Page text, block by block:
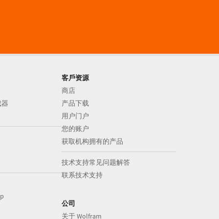
客戶资源
商店
产品下载
用户门户
您的账户
获取机构拥有的产品
技术支持常见问题解答
联系技术支持
公司
关于 Wolfram